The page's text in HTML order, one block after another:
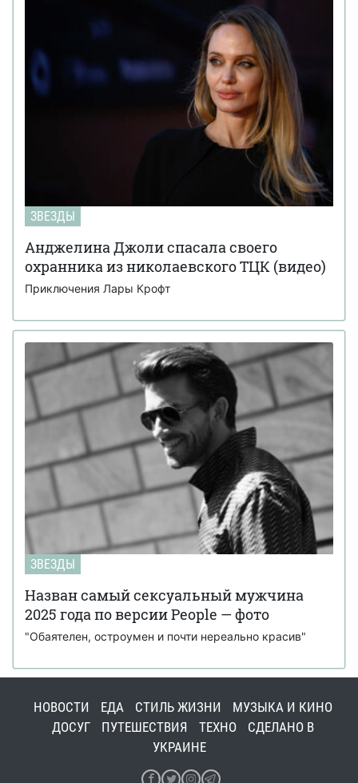
ЗВЕЗДЫ
Анджелина Джоли спасала своего
охранника из николаевского ТЦК (видео)
Приключения Лары Крофт
ЗВЕЗДЫ
Назван самый сексуальный мужчина
2025 года по версии People — фото
"Обаятелен, остроумен и почти нереально красив"
НОВОСТИ ЕДА СТИЛЬ ЖИЗНИ
МУЗЫКА И КИНО
ДОСУГ
ПУТЕШЕСТВИЯ ТЕХНО
СДЕЛАНО В
УКРАИНЕ